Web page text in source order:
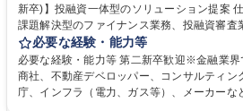
新卒)】投融資一体型のソリューション提案 仕事の内容 DBJの総合職は、
課題解決型のファイナンス業務、投融資審査
リー業務、地域戦略企画業務など、多様な業
掛け合わせて広く社会に貢献していく職種です。 入社後は、横断的
テーションを経て適性や専門性に応じたキャ
す。総合職として入社いただき、下記いずれ
必要な経験・能力等
必要な経験・能力等 第二新卒歓迎※金融業界
商社、不動産デベロッパー、コンサルティン
庁、インフラ（電力、ガス等）、メーカーな